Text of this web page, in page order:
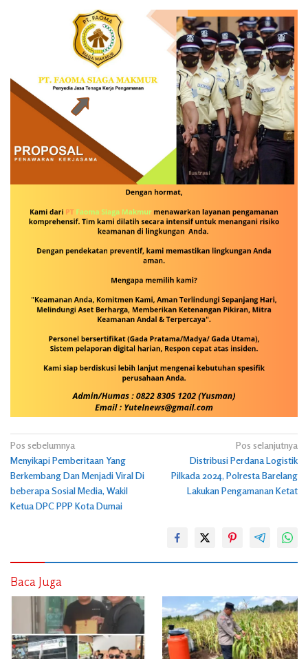
Navigasi
pos
Pos sebelumnya
Menyikapi Pemberitaan Yang
Berkembang Dan Menjadi Viral Di
beberapa Sosial Media, Wakil
Ketua DPC PPP Kota Dumai
Pos selanjutnya
Distribusi Perdana Logistik
Pilkada 2024, Polresta Barelang
Lakukan Pengamanan Ketat
Baca Juga